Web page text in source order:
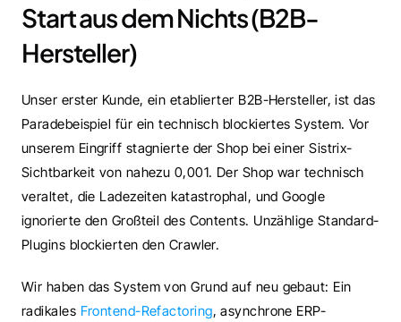
Start aus dem Nichts (B2B-
Hersteller)
Unser erster Kunde, ein etablierter B2B-Hersteller, ist das
Paradebeispiel für ein technisch blockiertes System. Vor
unserem Eingriff stagnierte der Shop bei einer Sistrix-
Sichtbarkeit von nahezu 0,001. Der Shop war technisch
veraltet, die Ladezeiten katastrophal, und Google
ignorierte den Großteil des Contents. Unzählige Standard-
Plugins blockierten den Crawler.
Wir haben das System von Grund auf neu gebaut: Ein
radikales Frontend-Refactoring, asynchrone ERP-